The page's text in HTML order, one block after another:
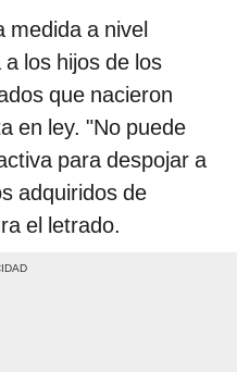
medida a nivel
los hijos de los
que nacieron
en ley. "No puede
para despojar a
adquiridos de
el letrado.